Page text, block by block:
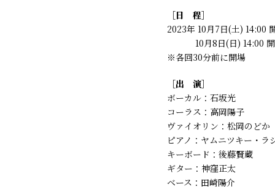
［日 程］
2023年 10月7日(土) 14:00
10月8日(日) 14:00
※各回30分前に開場
［出 演］
ボーカル：石坂光
コーラス：高岡陽子
ヴァイオリン：松岡のどか
ピアノ：ヤムニツキー・ラ
キーボード：後藤賢蔵
ギター：神窪正太
ベース：田崎陽介